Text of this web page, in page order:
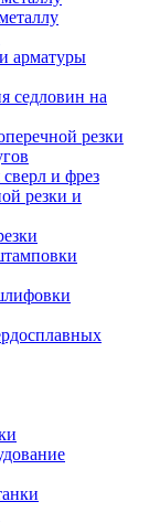
арматуры
седловин на
резки
и фрез
резки и